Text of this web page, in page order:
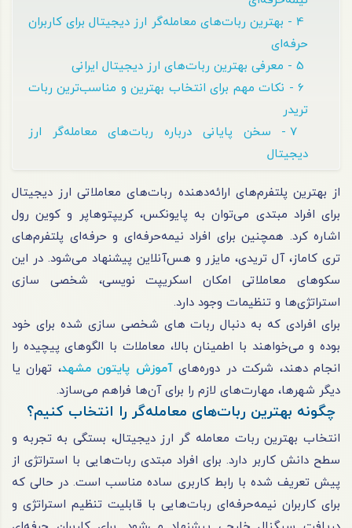
4 - بهترین ربات‌های معامله‌گر ارز دیجیتال برای کاربران
حرفه‌ای
6 - نکات مهم برای انتخاب بهترین و مناسب‌ترین ربات
تریدر
7 - سخن پایانی درباره ربات‌های معامله‌گر ارز
دیجیتال
از بهترین پلتفرم‌های ارائه‌دهنده ربات‌های معاملاتی ارز دیجیتال
برای افراد مبتدی می‌توان به پایونکس، کریپتوهاپر و کوین رول
اشاره کرد. همچنین برای افراد نیمه‌حرفه‌ای و حرفه‌ای پلتفرم‌های
تری کاماز، آل تریدی، مایزر و هس‌آنلاین پیشنهاد می‌شود. در این
سکوهای معاملاتی امکان اسکریپت نویسی، شخصی سازی
استراتژی‌ها و تنظیمات وجود دارد.
برای افرادی که به دنبال ربات های شخصی سازی شده برای خود
بوده و می‌خواهند با اطمینان بالا، معاملات با الگوهای پیچیده را
انجام دهند، شرکت در دوره‌هایآموزش پایتون مشهد، تهران یا
دیگر شهرها، مهارت‌های لازم را برای آن‌ها فراهم می‌سازد.
چگونه بهترین ربات‌های معامله‌گر را انتخاب کنیم؟
انتخاب بهترین ربات معامله گر ارز دیجیتال، بستگی به تجربه و
سطح دانش کاربر دارد. برای افراد مبتدی ربات‌هایی با استراتژی از
پیش تعریف شده با رابط کاربری ساده مناسب است. در حالی که
برای کاربران نیمه‌حرفه‌ای ربات‌هایی با قابلیت تنظیم استراتژی و